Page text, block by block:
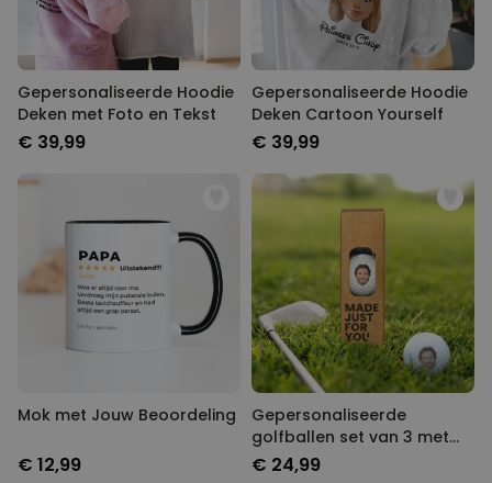
Gepersonaliseerde Hoodie
Deken met Foto en Tekst
€ 39,99
Gepersonaliseerde Hoodie
Deken Cartoon Yourself
€ 39,99
Mok met Jouw Beoordeling
€ 12,99
Gepersonaliseerde
golfballen set van 3 met
Foto
€ 24,99